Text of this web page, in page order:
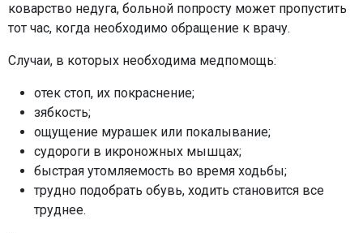
коварство недуга, больной попросту может пропустить
тот час, когда необходимо обращение к врачу.
Случаи, в которых необходима медпомощь:
отек стоп, их покраснение;
зябкость;
ощущение мурашек или покалывание;
судороги в икроножных мышцах;
быстрая утомляемость во время ходьбы;
трудно подобрать обувь, ходить становится все
труднее.